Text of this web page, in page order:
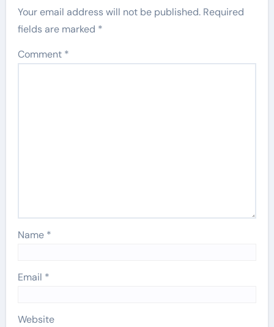
Your email address will not be published. Required
fields are marked *
Comment *
Name *
Email *
Website